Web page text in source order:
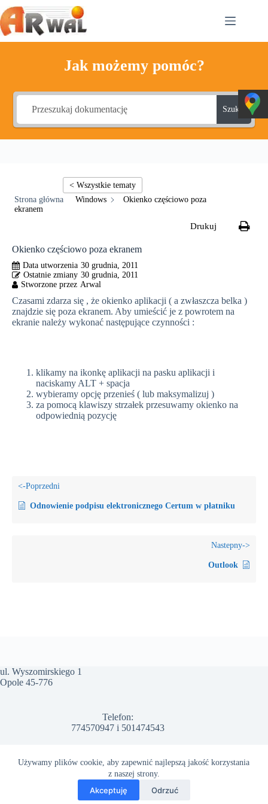
Przejdź
do
treści
Używamy plików cookie, aby zapewnić najlepszą jakość korzystania
z naszej strony.
Akceptuję Odrzuć
Jak możemy pomóc?
Szukaj
Windows
Okienko częściowo poza
ekranem
Okienko częściowo poza ekranem
30 grudnia, 2011
30 grudnia, 2011
Czasami zdarza się , że okienko aplikacji ( a zwłaszcza belka )
znajdzie się poza ekranem. Aby umieścić je z powrotem na
ekranie należy wykonać następujące czynności :
klikamy na ikonkę aplikacji na pasku aplikacji i
naciskamy ALT + spacja
wybieramy opcję przenieś ( lub maksymalizuj )
za pomocą klawiszy strzałek przesuwamy okienko na
odpowiednią pozycję
Odnowienie podpisu elektronicznego Certum w płatniku
Outlook
ul. Wyszomirskiego 1
Opole 45-776
Telefon:
774570947 i 501474543
Email:
Polityka prywatności
Polityka zwrotów